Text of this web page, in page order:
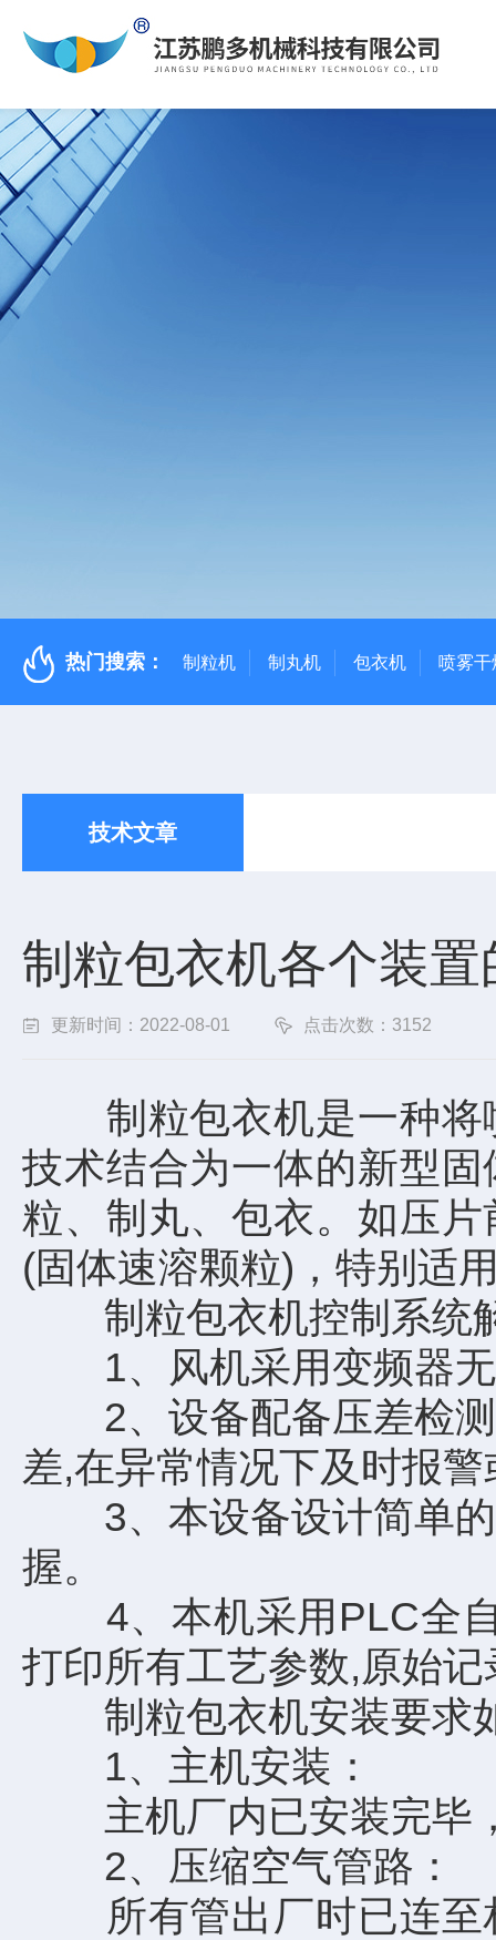
热门搜索： 制粒机 制丸机 包衣机 喷雾干
技术文章
制粒包衣机各个装
更新时间：2022-08-01 点击次数：3152
制粒包衣机是一种
技术结合为一体的新型
粒、制丸、包衣。如压
(固体速溶颗粒)，特别适
制粒包衣机控制系统
1、风机采用变频器无
2、设备配备压差检测
差,在异常情况下及时报
3、本设备设计简单的
握。
4、本机采用PLC全自
打印所有工艺参数,原始
制粒包衣机安装要求
1、主机安装：
主机厂内已安装完毕，
2、压缩空气管路：
所有管出厂时已连至